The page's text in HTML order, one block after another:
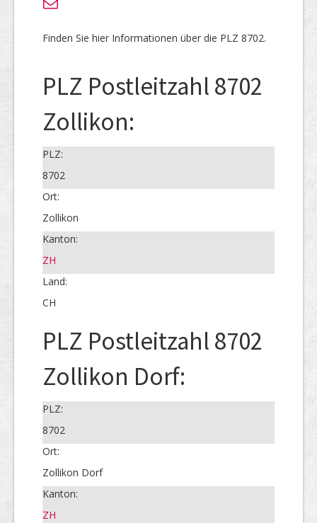
Finden Sie hier Informationen über die PLZ 8702.
PLZ Postleitzahl 8702
Zollikon:
PLZ:
8702
Ort:
Zollikon
Kanton:
ZH
Land:
CH
PLZ Postleitzahl 8702
Zollikon Dorf:
PLZ:
8702
Ort:
Zollikon Dorf
Kanton:
ZH